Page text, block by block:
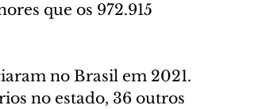
que os 972.915
no Brasil em 2021.
no estado, 36 outros